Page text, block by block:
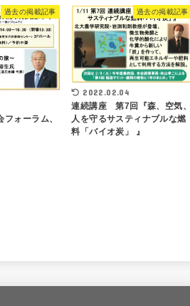
過去の掲載記事
ォーラム、
過去の掲載記事
2022.02.04
連続講座 第7回『森、空気、
人を守るサスティナブルな燃
料「バイオ炭」 』